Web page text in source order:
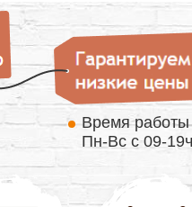
Время
Пн-Вс с 09-19ч